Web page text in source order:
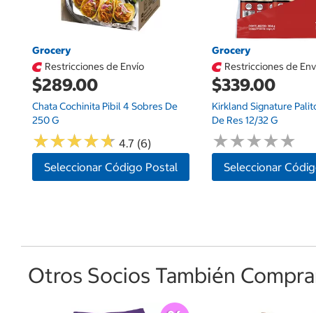
Grocery
Restricciones de Envío
$289.00
Chata Cochinita Pibil 4 Sobres De
250 G
★★★★★
★★★★★ 4.7 (6)
Seleccionar Código Postal
Grocery
Restricciones de
$339.00
Kirkland Signature
De Res 12/32 G
★★★★★
★★★★★
Seleccionar
Otros Socios También